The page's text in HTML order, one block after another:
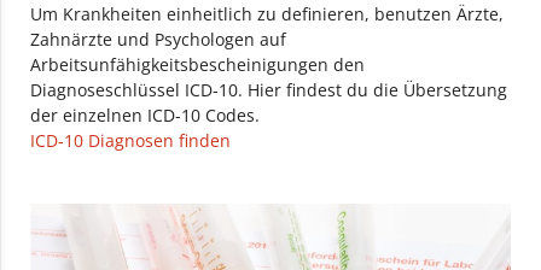
Um Krankheiten einheitlich zu definieren, benutzen Ärzte,
Zahnärzte und Psychologen auf
Arbeitsunfähigkeitsbescheinigungen den
Diagnoseschlüssel ICD-10. Hier findest du die Übersetzung
der einzelnen ICD-10 Codes.
ICD-10 Diagnosen finden